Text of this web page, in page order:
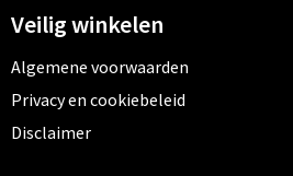
Veilig winkelen
Algemene voorwaarden
Privacy en cookiebeleid
Disclaimer